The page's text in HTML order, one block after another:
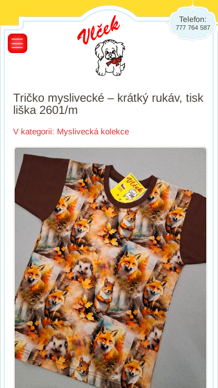
Telefon:
777 764 587
Tričko myslivecké – krátký rukáv, tisk
liška 2601/m
V kategorii: Myslivecká kolekce